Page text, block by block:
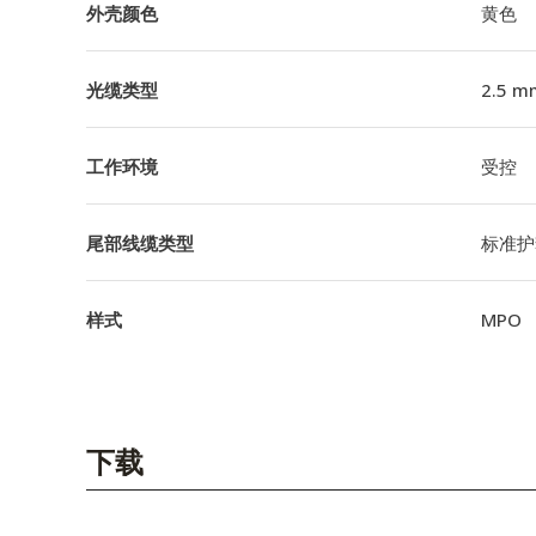
外壳颜色 黄色
光缆类型 2.5
工作环境 受控
尾部线缆类型 标准
样式 MPO
下载